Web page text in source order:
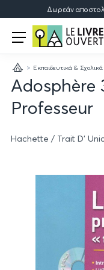
Δωρεάν
Le
Livre
Ouvert
Open
menu
ΚεντρικήΕκπαιδευτικά & Σχολικά
Adosphère
Professeur
Hachette / Trait D'